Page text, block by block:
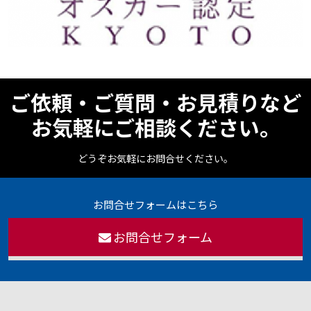
ご依頼・ご質問・お見積りなど
お気軽にご相談ください。
どうぞお気軽にお問合せください。
お問合せフォームはこちら
お問合せフォーム